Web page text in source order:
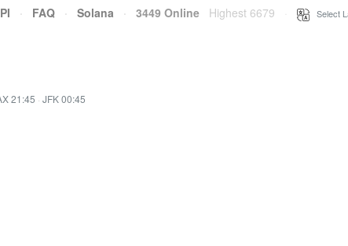
· FAQ · Solana · 3449 Online Highest 6679 Select
21:45 · JFK 00:45